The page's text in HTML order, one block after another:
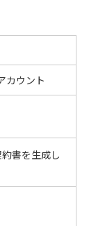
カウント
書を生成し